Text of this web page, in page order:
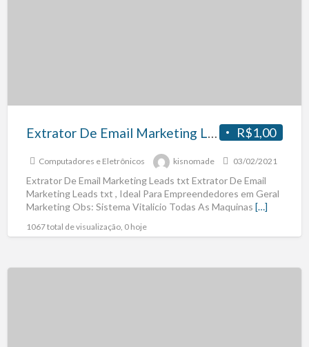
R$1,00
Extrator De Email Marketing Leads txt
Computadores e Eletrônicos kisnomade 03/02/2021
Extrator De Email Marketing Leads txt Extrator De Email
Marketing Leads txt , Ideal Para Empreendedores em Geral
Marketing Obs: Sistema Vitalicio Todas As Maquinas […]
1067 total de visualização, 0 hoje